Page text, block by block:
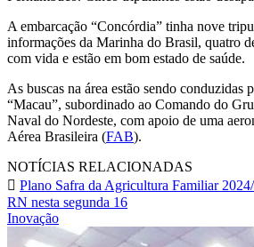
A embarcação “Concórdia” tinha nove
informações da Marinha do Brasil, quatro
com vida e estão em bom estado de saúde.
As buscas na área estão sendo conduzidas
“Macau”, subordinado ao Comando do
Naval do Nordeste, com apoio de uma
Aérea Brasileira (FAB).
NOTÍCIAS RELACIONADAS
Plano Safra da Agricultura Familiar
RN nesta segunda 16
Inovação